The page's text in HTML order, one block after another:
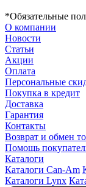
*Обязательные
О компании
Новости
Статьи
Акции
Оплата
Персональные
Покупка в кредит
Доставка
Гарантия
Контакты
Возврат и обмен
Помощь
Каталоги
Каталоги Can-Am
Каталоги Lynx